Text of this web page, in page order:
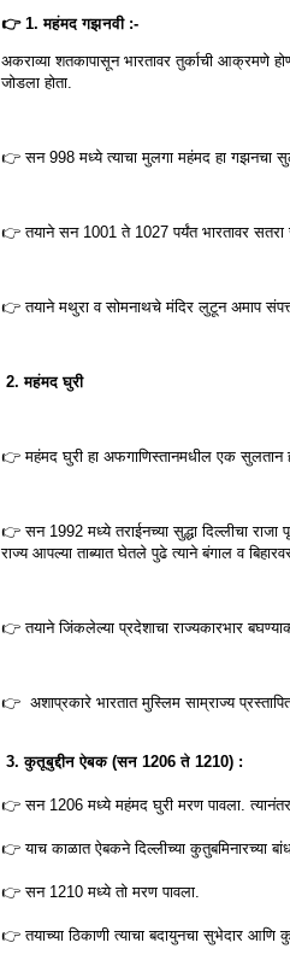
👉 1. महंमद गझनवी :-
अकराव्या शतकापासून भारतावर तुर्काची आक्रमणे
जोडला होता.
👉 सन 998 मध्ये त्याचा मुलगा महंमद हा गझनचा
👉 तयाने सन 1001 ते 1027 पर्यंत भारतावर सतरा
👉 तयाने मथुरा व सोमनाथचे मंदिर लुटून अमाप
2. महंमद घुरी
👉 महंमद घुरी हा अफगाणिस्तानमधील एक सुलतान
👉 सन 1992 मध्ये तराईनच्या सुद्धा दिल्लीचा राजा
राज्य आपल्या ताब्यात घेतले पुढे त्याने बंगाल व
👉 तयाने जिंकलेल्या प्रदेशाचा राज्यकारभार
👉 अशाप्रकारे भारतात मुस्लिम साम्राज्य
3. कुतूबुद्दीन ऐबक (सन 1206 ते 1210) :
👉 सन 1206 मध्ये महंमद घुरी मरण पावला.
👉 याच काळात ऐबकने दिल्लीच्या कुतुबमिनारच्या
👉 सन 1210 मध्ये तो मरण पावला.
👉 तयाच्या ठिकाणी त्याचा बदायुनचा सुभेदार